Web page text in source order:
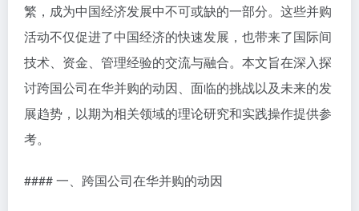
繁，成为中国经济发展中不可或缺的一部分。这些并购
活动不仅促进了中国经济的快速发展，也带来了国际间
技术、资金、管理经验的交流与融合。本文旨在深入探
讨跨国公司在华并购的动因、面临的挑战以及未来的发
展趋势，以期为相关领域的理论研究和实践操作提供参
考。
#### 一、跨国公司在华并购的动因